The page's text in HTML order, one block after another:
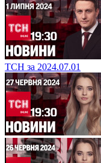
ТСН за 2024.07.01